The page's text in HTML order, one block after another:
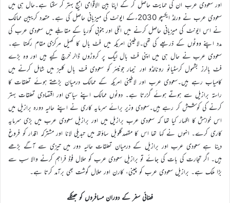
اور سعودی عرب ان کی حمایت حاصل کر کے اپنا بین الاقوامی امیج بہتر کر سکتا ہے۔حال ہی میں
سعودی عرب نے ورلڈ ایکسپو 2030ءکے ایونٹ کی میزبانی حاصل کی ہے۔ متعدد کریبین ممالک
نے اس ایونٹ کی میزبانی حاصل کرنے میں اٹلی اور جنوبی کوریا کے مقابلے میں سعودی عرب کی
مدد اپنے ووٹوں کے ذریعے کی تھی۔لاطینی امریکہ میں فٹ بال کا کھیل مرکزی مقام رکھتا ہے۔
سعودی عرب نے حال ہی میں اپنی فٹ بال لیگ پر کروڑوں ڈالر خرچ کیے ہیں اور وہ بڑے
فٹ بالرز بشمول کرسٹیانو رونالڈو اور نیمار جونیئر کو سعودی فٹ بال کلبز میں شامل کرنے میں
کامیاب رہے ہیں۔سعودی عرب اور لاطینی امریکہ کے ممالک درمیان بڑھتے ہوئے تعلقات کا
راستہ برازیل سے ہوتے ہوئے گزرتا ہے۔ دونوں ممالک اپنے سیاسی اور اقتصادی تعلقات بہتر
کرنے کی کوشش کر رہے ہیں۔سعودی وزیر برائے سرمایہ کاری نے اپنے حالیہ دورہ برازیل میں
اس خواہش کا اظہار کیا تھا کہ سعودی عرب برازیل میں اور برازیل سعودی عرب میں بڑی سرمایہ
کاری کرے۔ انہوں نے کہا تھا اس کا مقصدگلوبل ساؤتھ میں تبدیلی لانا اور مشترکہ اقدار کو فروغ
دینا ہے سعودی عرب اور برازیل کے درمیان تعلقات حالیہ دور میں تیزی سے آگے بڑھے
ہیں۔ اگر تجارت کی بات کی جائے تو برازیل سعودی عرب کو حلال فوڈ فراہم کرنے والا سب سے
بڑا ملک ہے۔ برازیل سعودی عرب کو چینی، کارن اور حلال گوشت بھی برآمد کرتا ہے۔
فضائی سفر کے دوران مسافروں کو جھٹکے